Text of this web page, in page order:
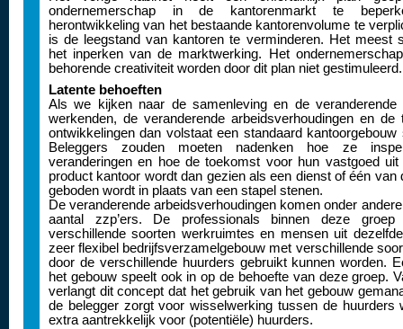
ondernemerschap in de kantorenmarkt te
herontwikkeling van het bestaande kantorenvolume te
is de leegstand van kantoren te verminderen. Het meest
het inperken van de marktwerking. Het
behorende creativiteit worden door dit plan niet gestimuleerd.
Latente behoeften
Als we kijken naar de samenleving en de veranderende
werkenden, de veranderende arbeidsverhoudingen en de
ontwikkelingen dan volstaat een standaard kantoorgebouw
Beleggers zouden moeten nadenken hoe ze
veranderingen en hoe de toekomst voor hun vastgoed
product kantoor wordt dan gezien als een dienst of één van
geboden wordt in plaats van een stapel stenen.
De veranderende arbeidsverhoudingen komen onder
aantal zzp’ers. De professionals binnen deze
verschillende soorten werkruimtes en mensen uit
zeer flexibel bedrijfsverzamelgebouw met verschillende
door de verschillende huurders gebruikt kunnen worden.
het gebouw speelt ook in op de behoefte van deze groep.
verlangt dit concept dat het gebruik van het gebouw
de belegger zorgt voor wisselwerking tussen de huurders
extra aantrekkelijk voor (potentiële) huurders.